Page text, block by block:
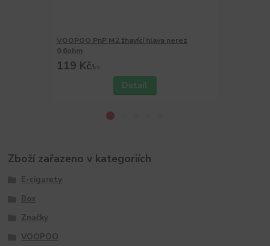
VOOPOO PnP M2 žhavící hlava nerez
0,6ohm
119 Kč/ks
Detail
Zboží zařazeno v kategoriích
E-cigarety
Box
Značky
VOOPOO